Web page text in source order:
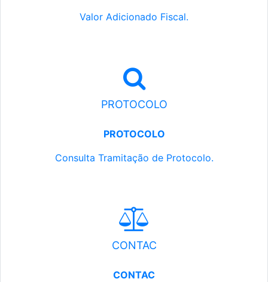
Valor Adicionado Fiscal.
PROTOCOLO
PROTOCOLO
Consulta Tramitação de Protocolo.
CONTAC
CONTAC